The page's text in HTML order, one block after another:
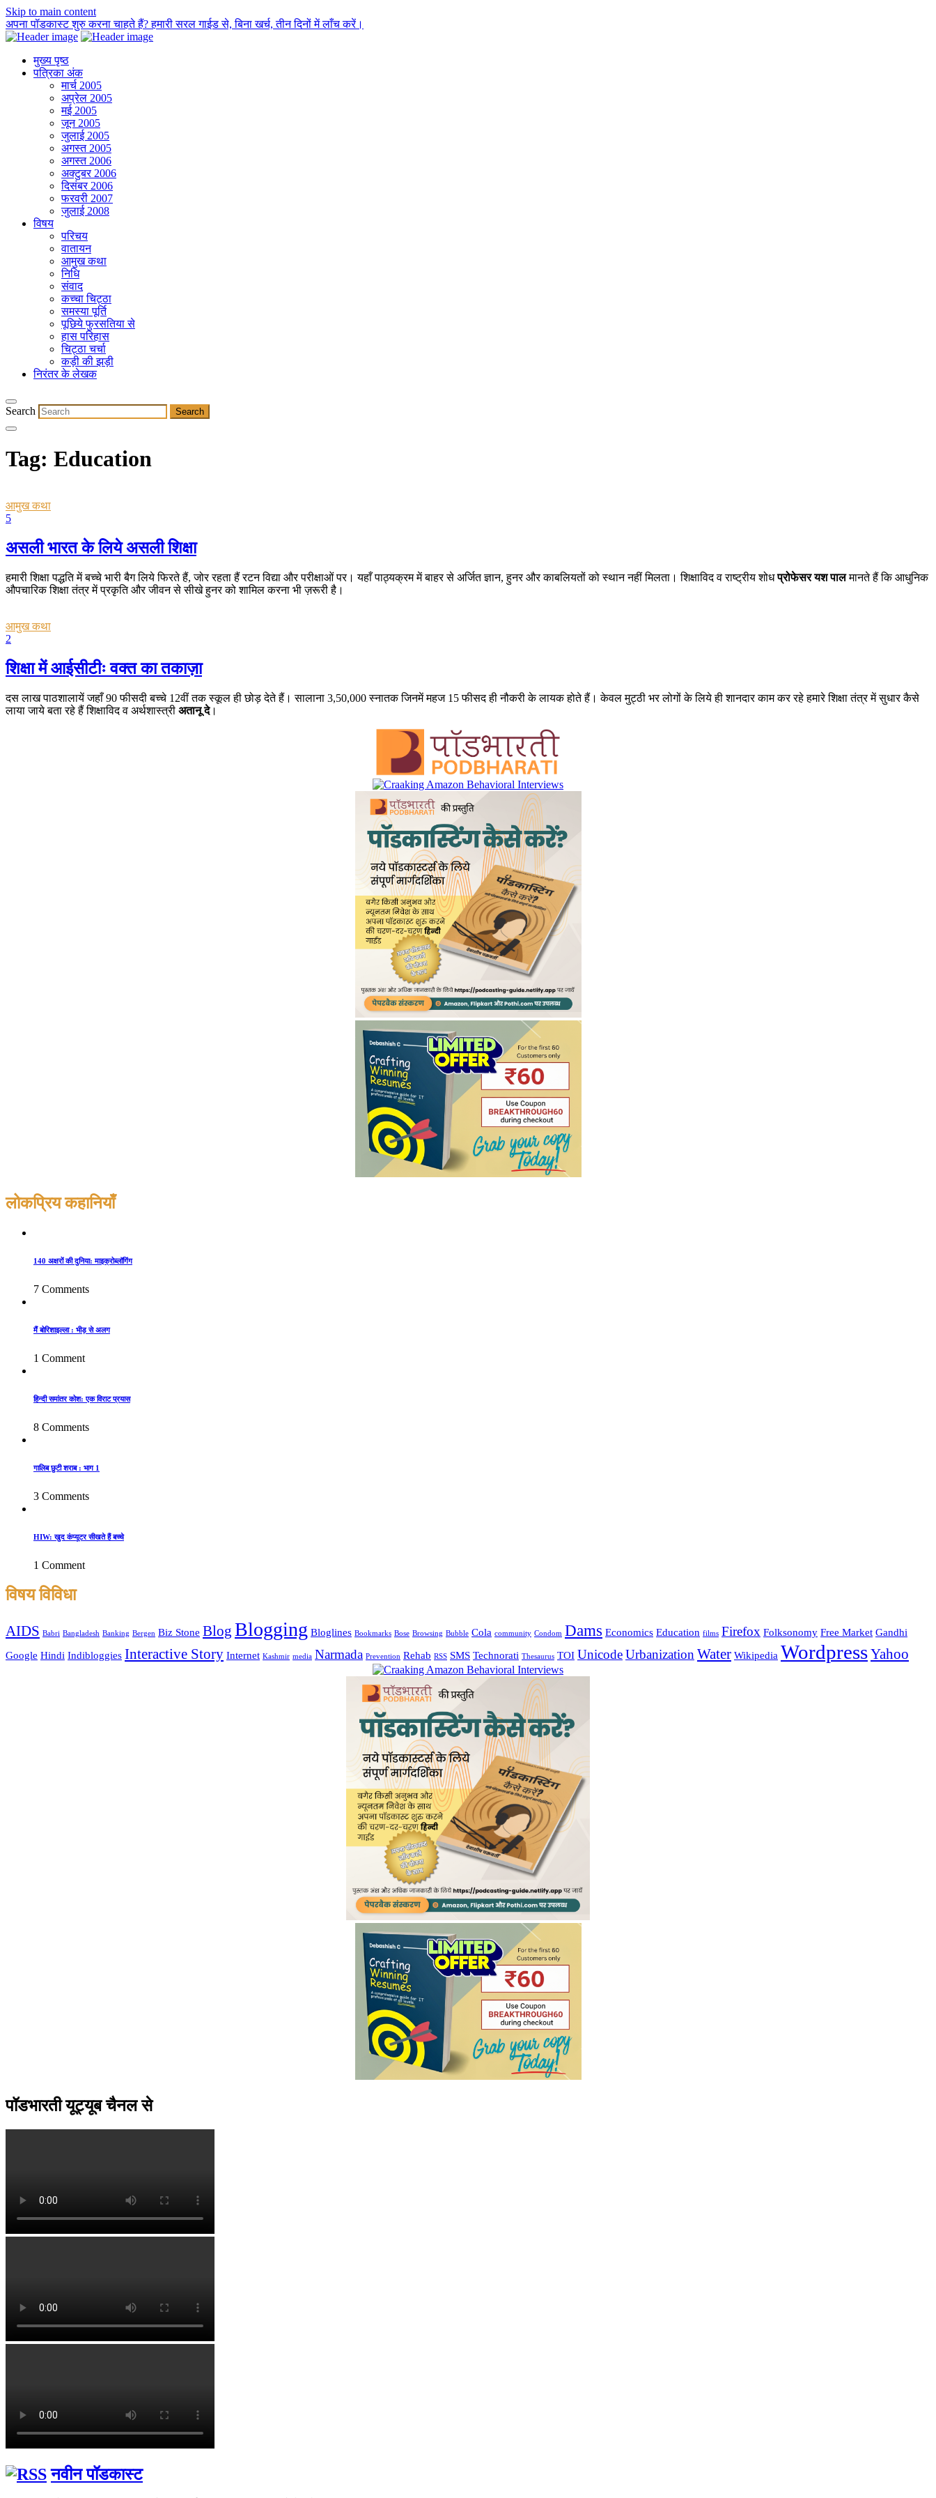
Skip to main content
अपना पॉडकास्ट शुरु करना चाहते हैं? हमारी सरल गाईड से, बिना खर्च, तीन दिनों में लाँच करें।
मुख्य पृष्ठ
पत्रिका अंक
मार्च 2005
अप्रेल 2005
मई 2005
जून 2005
जुलाई 2005
अगस्त 2005
अगस्त 2006
अक्टुबर 2006
दिसंबर 2006
फरवरी 2007
जुलाई 2008
विषय
परिचय
वातायन
आमुख कथा
निधि
संवाद
कच्चा चिट्ठा
समस्या पूर्ति
पूछिये फुरसतिया से
हास परिहास
चिट्ठा चर्चा
कड़ी की झड़ी
निरंतर के लेखक
Search
Tag: Education
आमुख कथा
5
असली भारत के लिये असली शिक्षा
हमारी शिक्षा पद्धति में बच्चे भारी बैग लिये फिरते हैं, जोर रहता हैं रटन विद्या और परीक्षाओं पर। यहाँ पाठ्यक्रम में बाहर से अर्जित ज्ञान, हुनर और काबलियतों को स्थान नहीं मिलता। शिक्षाविद व राष्ट्रीय शोधप्रोफेसर यश पालमानते हैं कि आधुनिक
औपचारिक शिक्षा तंत्र में प्रकृति और जीवन से सीखे हुनर को शामिल करना भी ज़रूरी है।
आमुख कथा
2
शिक्षा में आईसीटीः वक्त का तकाज़ा
दस लाख पाठशालायें जहाँ 90 फीसदी बच्चे 12वीं तक स्कूल ही छोड़ देते हैं। सालाना 3,50,000 स्नातक जिनमें महज 15 फीसद ही नौकरी के लायक होते हैं। केवल मुट्ठी भर लोगों के लिये ही शानदार काम कर रहे हमारे शिक्षा तंत्र में सुधार कैसे
लाया जाये बता रहे हैं शिक्षाविद व अर्थशास्त्री अतानू दे।
लोकप्रिय कहानियाँ
140 अक्षरों की दुनिया: माइक्रोब्लॉगिंग
7 Comments
मैं बोरिशाइल्ला : भीड़ से अलग
1 Comment
हिन्दी समांतर कोश: एक विराट प्रयास
8 Comments
गालिब छुटी शराब : भाग 1
3 Comments
HIW: खुद कंप्यूटर सीखते हैं बच्चे
1 Comment
विषय विविधा
AIDS Babri Bangladesh Banking Bergen Biz Stone Blog Blogging Bloglines Bookmarks Bose Browsing Bubble Cola community Condom Dams Economics Education films Firefox Folksonomy Free Market Gandhi
Google Hindi Indibloggies Interactive Story Internet Kashmir media Narmada Prevention Rehab RSS SMS Technorati Thesaurus TOI UnicodeUrbanization Water Wikipedia WordpressYahoo
पॉडभारती यूट्यूब चैनल से
नवीन पॉडकास्ट